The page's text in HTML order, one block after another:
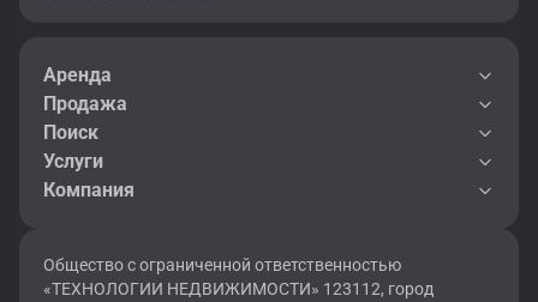
Аренда
Продажа
Поиск
Услуги
Компания
Общество с ограниченной ответственностью
«ТЕХНОЛОГИИ НЕДВИЖИМОСТИ» 123112, город